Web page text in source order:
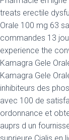
treats erectile
Orale 100 mg 63
commandes 13
experience the
Kamagra Gele
Kamagra Gele
inhibiteurs des
avec 100 de
ordonnance et
auprs d un